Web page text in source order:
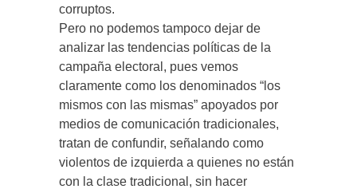
corruptos.
Pero no podemos tampoco dejar de
analizar las tendencias políticas de la
campaña electoral, pues vemos
claramente como los denominados “los
mismos con las mismas” apoyados por
medios de comunicación tradicionales,
tratan de confundir, señalando como
violentos de izquierda a quienes no están
con la clase tradicional, sin hacer